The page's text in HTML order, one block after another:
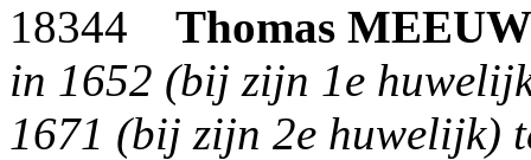
18344 Thomas
in 1652 (bij zijn 1e
1671 (bij zijn 2e huwelijk)